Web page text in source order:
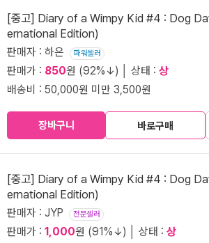
[중고] Diary of a Wimpy Kid #4 : Dog
ernational Edition)
판매자 : 하은 파워셀러
판매가 : 850원 (92%↓) │ 상태 : 상
배송비 : 50,000원 미만 3,500원
장바구니 바로구매
[중고] Diary of a Wimpy Kid #4 : Dog
ernational Edition)
판매자 : JYP 전문셀러
판매가 : 1,000원 (91%↓) │ 상태 : 상